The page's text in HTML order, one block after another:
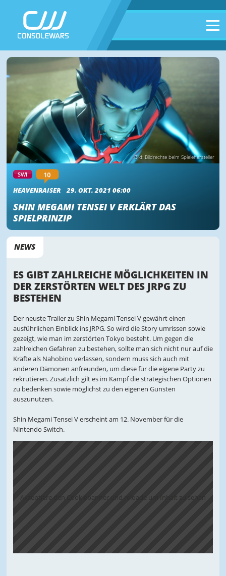
Bild: Bildrechte beim Spielehersteller
SWI
10
HEAVENRAISER
29. OKT. 2021 06:00
SHIN MEGAMI TENSEI V ERKLÄRT DAS
SPIELPRINZIP
NEWS
ES GIBT ZAHLREICHE MÖGLICHKEITEN IN
DER ZERSTÖRTEN WELT DES JRPG ZU
BESTEHEN
Der neuste Trailer zu Shin Megami Tensei V gewährt einen
ausführlichen Einblick ins JRPG. So wird die Story umrissen sowie
gezeigt, wie man im zerstörten Tokyo besteht. Um gegen die
zahlreichen Gefahren zu bestehen, sollte man sich nicht nur auf die
Kräfte als Nahobino verlassen, sondern muss sich auch mit
anderen Dämonen anfreunden, um diese für die eigene Party zu
rekrutieren. Zusätzlich gilt es im Kampf die strategischen Optionen
zu bedenken sowie möglichst zu den eigenen Gunsten
auszunutzen.
Shin Megami Tensei V erscheint am 12. November für die
Nintendo Switch.
Akzeptiere den Cookiebanner und reloade um Inhalt zu sehen